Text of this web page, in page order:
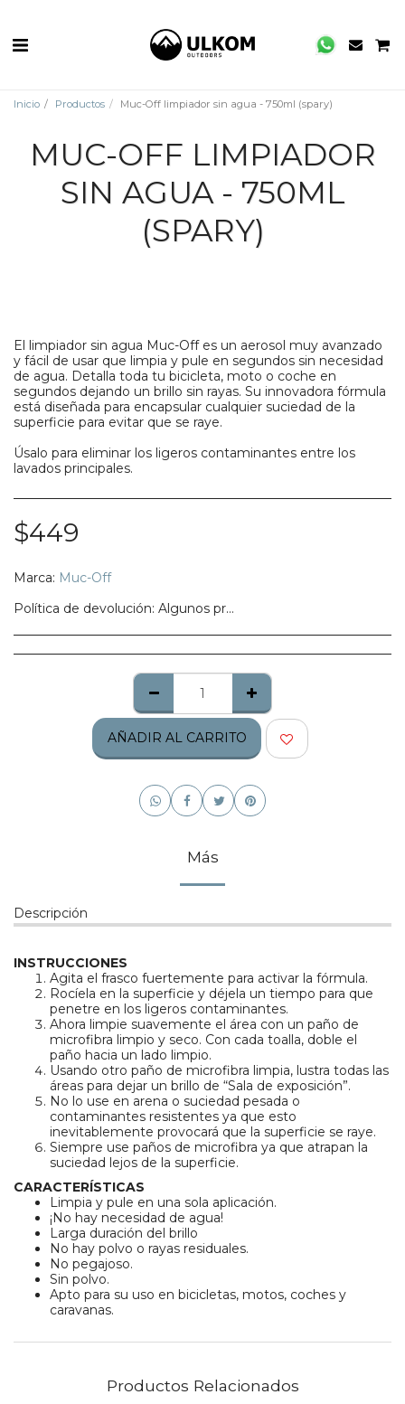
Inicio Productos Muc-Off limpiador sin agua - 750ml (spary)
MUC-OFF LIMPIADOR
SIN AGUA - 750ML
(SPARY)
El limpiador sin agua Muc-Off es un aerosol muy avanzado
y fácil de usar que limpia y pule en segundos sin necesidad
de agua. Detalla toda tu bicicleta, moto o coche en
segundos dejando un brillo sin rayas. Su innovadora fórmula
está diseñada para encapsular cualquier suciedad de la
superficie para evitar que se raye.
Úsalo para eliminar los ligeros contaminantes entre los
lavados principales.
$449
Marca: Muc-Off
Política de devolución: Algunos productos no califican para ser regresados, te pedimos confirmes bien tu talla, modelo o estilo.
AÑADIR AL CARRITO
Más
Descripción
INSTRUCCIONES
Agita el frasco fuertemente para activar la fórmula.
Rocíela en la superficie y déjela un tiempo para que
penetre en los ligeros contaminantes.
Ahora limpie suavemente el área con un paño de
microfibra limpio y seco. Con cada toalla, doble el
paño hacia un lado limpio.
Usando otro paño de microfibra limpia, lustra todas las
áreas para dejar un brillo de “Sala de exposición”.
No lo use en arena o suciedad pesada o
contaminantes resistentes ya que esto
inevitablemente provocará que la superficie se raye.
Siempre use paños de microfibra ya que atrapan la
suciedad lejos de la superficie.
CARACTERÍSTICAS
Limpia y pule en una sola aplicación.
¡No hay necesidad de agua!
Larga duración del brillo
No hay polvo o rayas residuales.
No pegajoso.
Sin polvo.
Apto para su uso en bicicletas, motos, coches y
caravanas.
Productos Relacionados